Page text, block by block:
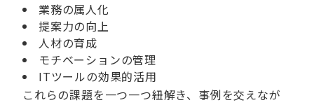
業務の属人化
提案力の向上
人材の育成
モチベーションの管理
ITツールの効果的活用
これらの課題を一つ一つ紐解き、事例を交えなが